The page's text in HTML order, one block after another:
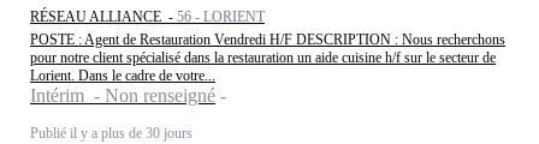
RÉSEAU ALLIANCE - 56 - LORIENT
POSTE : Agent de Restauration Vendredi H/F DESCRIPTION : Nous recherchons
pour notre client spécialisé dans la restauration un aide cuisine h/f sur le secteur de
Lorient. Dans le cadre de votre...
Intérim - Non renseigné
Publié il y a plus de 30 jours